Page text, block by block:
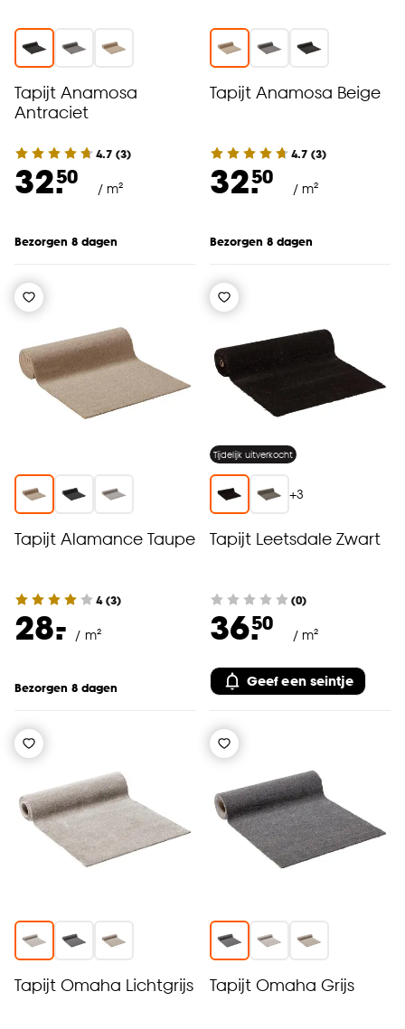
Tapijt Anamosa
Antraciet
4.7 (3)
32.50
/ m²
Bezorgen 8 dagen
Tapijt Anamosa Beige
4.7 (3)
32.50
/ m²
Bezorgen 8 dagen
Tapijt Alamance Taupe
4(3)
28.
- / m²
Bezorgen 8 dagen
Tijdelijk uitverkocht
+3
Tapijt Leetsdale Zwart
(0)
36.50
/ m²
Geef een seintje
Tapijt Omaha Lichtgrijs Tapijt Omaha Grijs